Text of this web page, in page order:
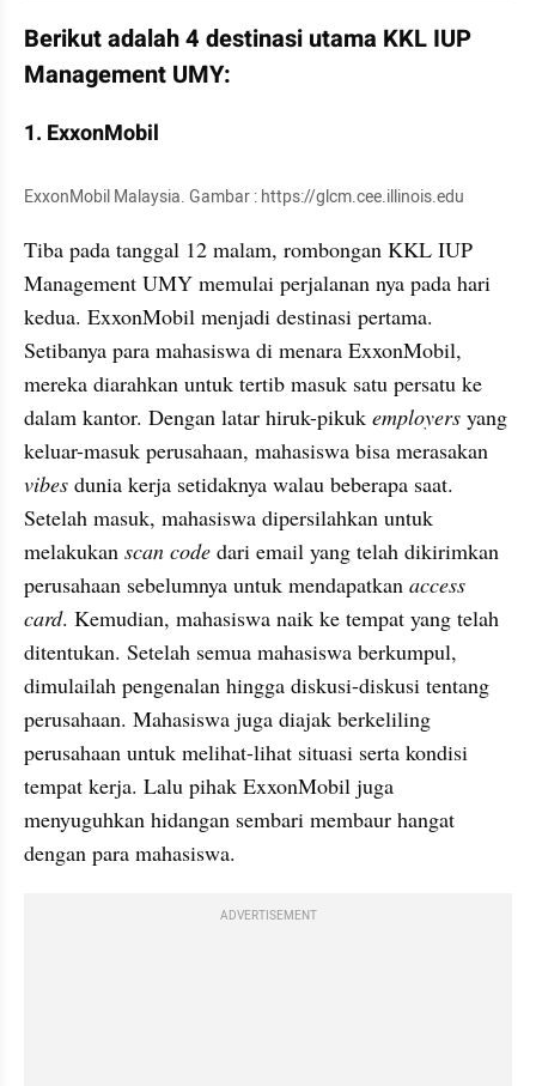
Berikut adalah 4 destinasi utama KKL IUP
Management UMY:
1. ExxonMobil
ExxonMobil Malaysia. Gambar : https://glcm.cee.illinois.edu
Tiba pada tanggal 12 malam, rombongan KKL IUP
Management UMY memulai perjalanan nya pada hari
kedua. ExxonMobil menjadi destinasi pertama.
Setibanya para mahasiswa di menara ExxonMobil,
mereka diarahkan untuk tertib masuk satu persatu ke
dalam kantor. Dengan latar hiruk-pikuk employers yang
vibes dunia kerja setidaknya walau beberapa saat.
Setelah masuk, mahasiswa dipersilahkan untuk
melakukan scan code dari email yang telah dikirimkan
perusahaan sebelumnya untuk mendapatkan access
card. Kemudian, mahasiswa naik ke tempat yang telah
ditentukan. Setelah semua mahasiswa berkumpul,
dimulailah pengenalan hingga diskusi-diskusi tentang
perusahaan. Mahasiswa juga diajak berkeliling
perusahaan untuk melihat-lihat situasi serta kondisi
tempat kerja. Lalu pihak ExxonMobil juga
menyuguhkan hidangan sembari membaur hangat
dengan para mahasiswa.
ADVERTISEMENT